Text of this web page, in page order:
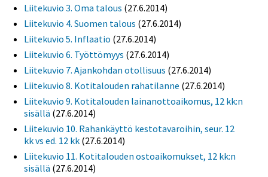
Liitekuvio 3. Oma talous (27.6.2014)
Liitekuvio 4. Suomen talous (27.6.2014)
Liitekuvio 5. Inflaatio (27.6.2014)
Liitekuvio 6. Työttömyys (27.6.2014)
Liitekuvio 7. Ajankohdan otollisuus (27.6.2014)
Liitekuvio 8. Kotitalouden rahatilanne (27.6.2014)
Liitekuvio 9. Kotitalouden lainanottoaikomus, 12 kk:n
sisällä (27.6.2014)
Liitekuvio 10. Rahankäyttö kestotavaroihin, seur. 12
kk vs ed. 12 kk (27.6.2014)
Liitekuvio 11. Kotitalouden ostoaikomukset, 12 kk:n
sisällä (27.6.2014)